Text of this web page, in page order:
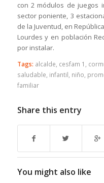
con 2 módulos de juegos
sector poniente, 3
de la Juventud, en
Lourdes y en población
por instalar.
Tags: alcalde, cesfam 1 ,
saludable, infantil, niño,
familiar
Share this entry
You might also like